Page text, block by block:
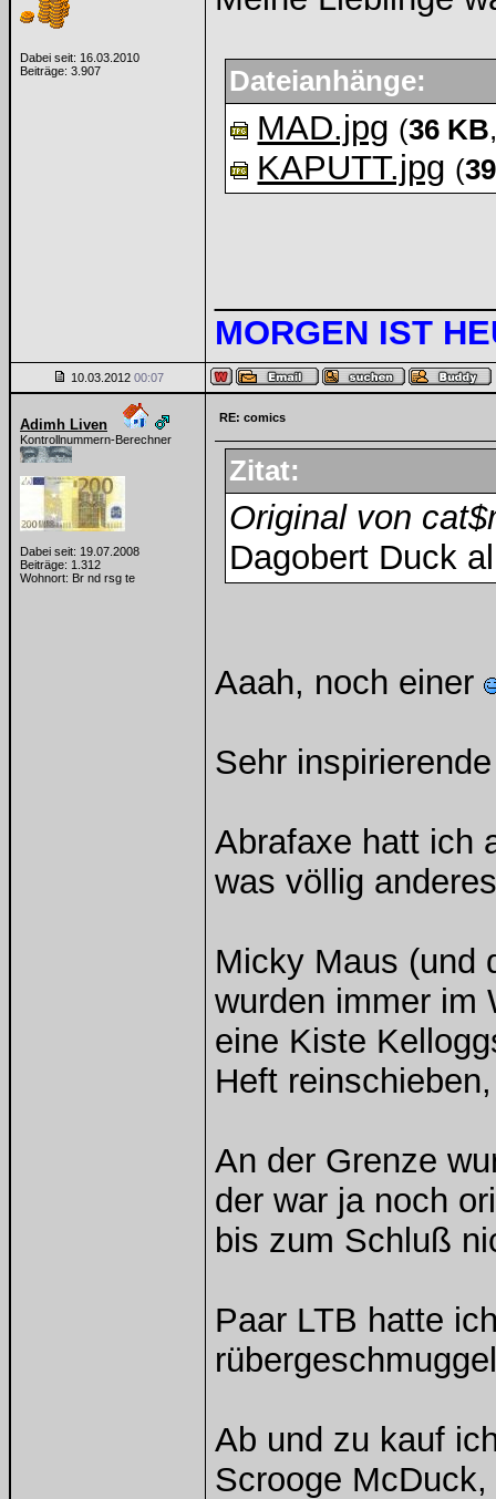
Dabei seit: 16.03.2010
Beiträge: 3.907
Dateianhänge:
MAD.jpg (36 KB
KAPUTT.jpg (
MORGEN IST
10.03.2012 00:07
Adimh Liven
Kontrollnummern-Berechner
Dabei seit: 19.07.2008
Beiträge: 1.312
Wohnort: Br nd rsg te
RE: comics
Zitat:
Original von
Dagobert Duck
Aaah, noch einer
Sehr
Abrafaxe hatt ich
was völlig
Micky Maus (und
wurden immer im
eine Kiste
Heft
An der Grenze
der war ja noch
bis zum Schluß
Paar LTB hatte
Ab und zu kauf
Scrooge